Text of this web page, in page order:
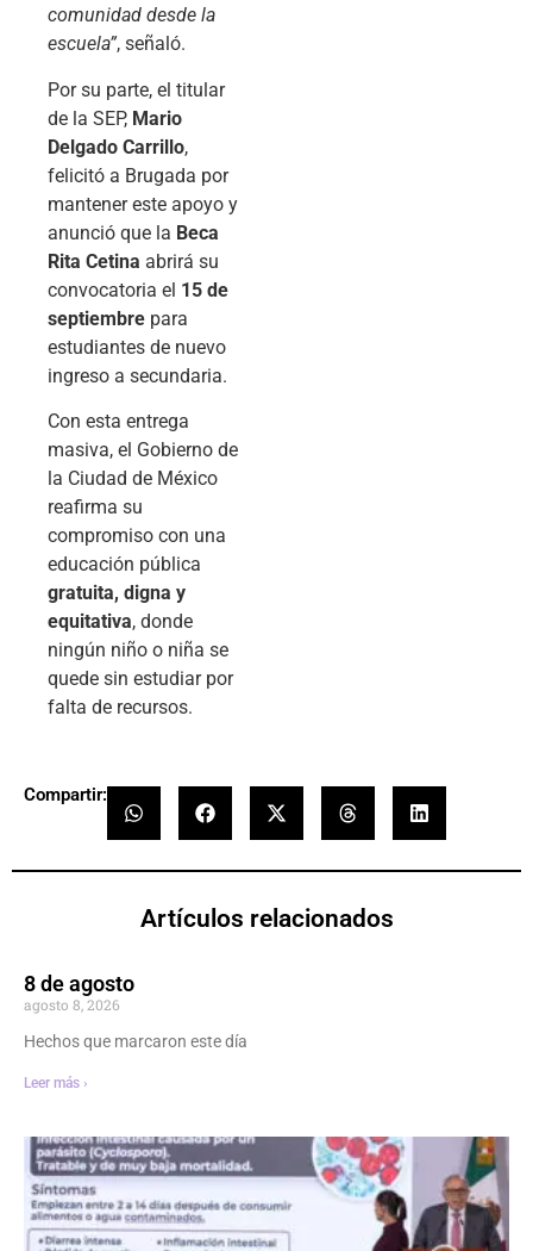
comunidad desde la
escuela”, señaló.
Por su parte, el titular
de la SEP, Mario
Delgado Carrillo,
felicitó a Brugada por
mantener este apoyo y
anunció que la Beca
Rita Cetina abrirá su
convocatoria el 15 de
septiembre para
estudiantes de nuevo
ingreso a secundaria.
Con esta entrega
masiva, el Gobierno de
la Ciudad de México
reafirma su
compromiso con una
educación pública
gratuita, digna y
equitativa, donde
ningún niño o niña se
quede sin estudiar por
falta de recursos.
Compartir:
Artículos relacionados
8 de agosto
agosto 8, 2026
Hechos que marcaron este día
Leer más ›